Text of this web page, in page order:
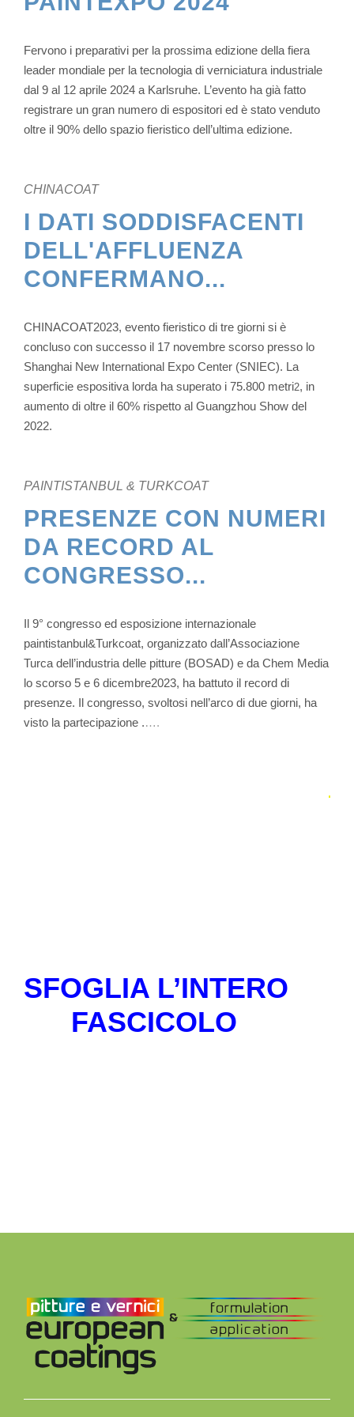
Fervono i preparativi per la prossima edizione della fiera
leader mondiale per la tecnologia di verniciatura industriale
dal 9 al 12 aprile 2024 a Karlsruhe. L’evento ha già fatto
registrare un gran numero di espositori ed è stato venduto
oltre il 90% dello spazio fieristico dell’ultima edizione.
CHINACOAT
I DATI SODDISFACENTI
DELL'AFFLUENZA
CONFERMANO...
CHINACOAT2023, evento fieristico di tre giorni si è
concluso con successo il 17 novembre scorso presso lo
Shanghai New International Expo Center (SNIEC). La
superficie espositiva lorda ha superato i 75.800 metri2, in
aumento di oltre il 60% rispetto al Guangzhou Show del
2022.
PAINTISTANBUL & TURKCOAT
PRESENZE CON NUMERI
DA RECORD AL
CONGRESSO...
Il 9° congresso ed esposizione internazionale
paintistanbul&Turkcoat, organizzato dall’Associazione
Turca dell’industria delle pitture (BOSAD) e da Chem Media
lo scorso 5 e 6 dicembre2023, ha battuto il record di
presenze. Il congresso, svoltosi nell’arco di due giorni, ha
visto la partecipazione .….
SFOGLIA L’INTERO
FASCICOLO